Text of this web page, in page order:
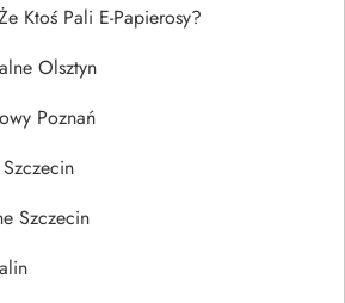
Ktoś Pali E-Papierosy?
Olsztyn
Poznań
Szczecin